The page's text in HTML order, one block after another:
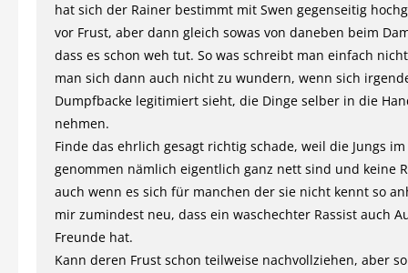
hat sich der Rainer bestimmt mit Swen gegenseitig
vor Frust, aber dann gleich sowas von daneben beim
dass es schon weh tut. So was schreibt man einfach
man sich dann auch nicht zu wundern, wenn sich
Dumpfbacke legitimiert sieht, die Dinge selber in die
nehmen.
Finde das ehrlich gesagt richtig schade, weil die Jungs
genommen nämlich eigentlich ganz nett sind und keine
auch wenn es sich für manchen der sie nicht kennt so
mir zumindest neu, dass ein waschechter Rassist auch
Freunde hat.
Kann deren Frust schon teilweise nachvollziehen, aber